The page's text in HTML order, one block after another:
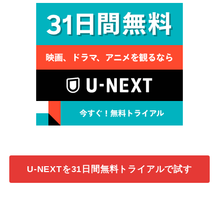
U-NEXTを31日間無料トライアルで試す